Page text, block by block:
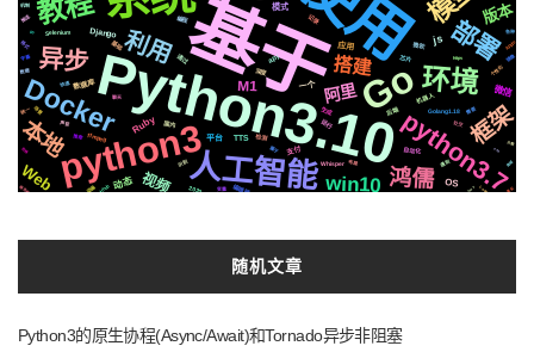
基于
Python3.10
Go
python3人工智能
环境
Docker
python3.7
异步 部署
利用
框架
本地
鸿儒
win10
搭建
阿里
版本
Web
M1
视频
js
微信
动态 OS
Ruby
模式
一个
应用
TTS
Django
平台
支付
api
数据库
机器人
Whisper
深度
记录
编程
Selenium
通过
Golang1.18
生成
运行
自动化
ffmpeg
芯片
检测
编辑器
基础
2020
微软
国内
后端
属于
io
聊天
https
快速
布局
个性化
识别
声音
机制
社交
数据
推送
需要
格式
字幕
变量
推荐
场景
镜像
Apple
各种
遇到
统一
github
动画
方案
在线 css
Linux
商城
Logo
服务器 真实
随机文章
Python3的原生协程(Async/Await)和Tornado异步非阻塞